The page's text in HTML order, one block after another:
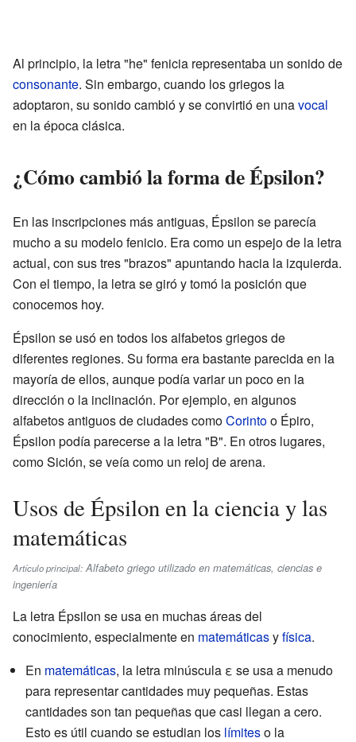
Al principio, la letra "he" fenicia representaba un sonido de
consonante. Sin embargo, cuando los griegos la
adoptaron, su sonido cambió y se convirtió en unavocal
en la época clásica.
¿Cómo cambió la forma de Épsilon?
En las inscripciones más antiguas, Épsilon se parecía
mucho a su modelo fenicio. Era como un espejo de la letra
actual, con sus tres "brazos" apuntando hacia la izquierda.
Con el tiempo, la letra se giró y tomó la posición que
conocemos hoy.
Épsilon se usó en todos los alfabetos griegos de
diferentes regiones. Su forma era bastante parecida en la
mayoría de ellos, aunque podía variar un poco en la
dirección o la inclinación. Por ejemplo, en algunos
alfabetos antiguos de ciudades comoCorintoo Épiro,
Épsilon podía parecerse a la letra "B". En otros lugares,
como Sición, se veía como un reloj de arena.
Usos de Épsilon en la ciencia y las
matemáticas
Artículo principal: Alfabeto griego utilizado en matemáticas, ciencias e
ingeniería
La letra Épsilon se usa en muchas áreas del
conocimiento, especialmente en matemáticasyfísica.
En matemáticas, la letra minúscula ε se usa a menudo
para representar cantidades muy pequeñas. Estas
cantidades son tan pequeñas que casi llegan a cero.
Esto es útil cuando se estudian los límiteso la